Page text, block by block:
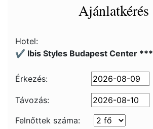
Ajánlatkérés
Hotel:
✔️ Ibis Styles Budapest Center ***
Érkezés:
Távozás:
Felnőttek száma: